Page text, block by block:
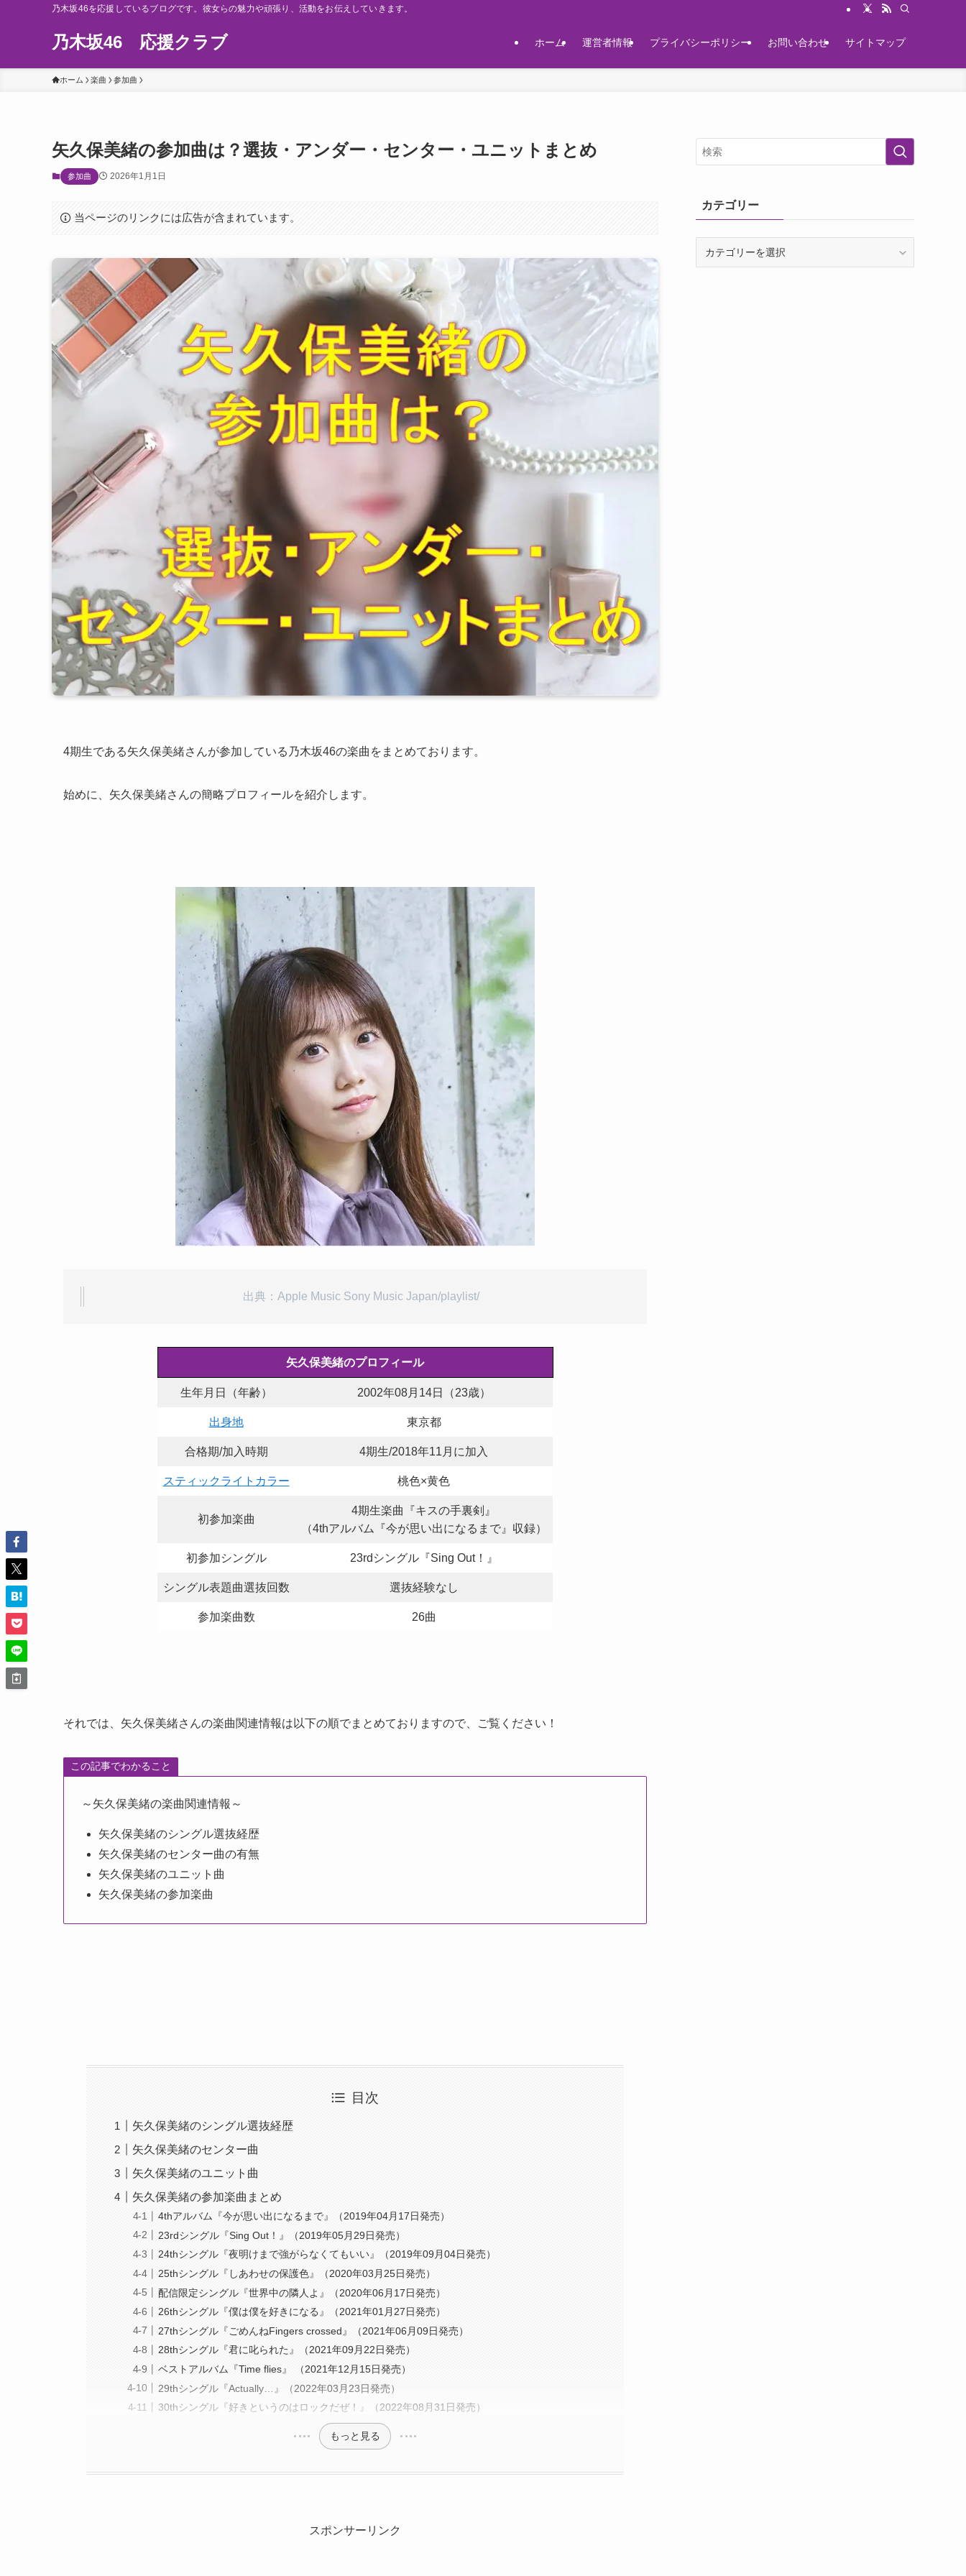
乃木坂46を応援しているブログです。彼女らの魅力や頑張り、活動をお伝えしていきます。
乃木坂46 応援クラブ ホーム 運営者情報 プライバシーポリシー お問い合わせ サイトマップ
ホーム 楽曲 参加曲
矢久保美緒の参加曲は？選抜・アンダー・センター・ユニットまとめ
参加曲 2026年1月1日
当ページのリンクには広告が含まれています。
4期生である矢久保美緒さんが参加している乃木坂46の楽曲をまとめております。
始めに、矢久保美緒さんの簡略プロフィールを紹介します。
出典：Apple Music Sony Music Japan/playlist/
矢久保美緒のプロフィール
生年月日（年齢） 2002年08月14日（23歳）
出身地 東京都
合格期/加入時期 4期生/2018年11月に加入
スティックライトカラー 桃色×黄色
初参加楽曲
4期生楽曲『キスの手裏剣』
（4thアルバム『今が思い出になるまで』収録）
初参加シングル 23rdシングル『Sing Out！』
シングル表題曲選抜回数 選抜経験なし
参加楽曲数 26曲
それでは、矢久保美緒さんの楽曲関連情報は以下の順でまとめておりますので、ご覧ください！
この記事でわかること
～矢久保美緒の楽曲関連情報～
矢久保美緒のシングル選抜経歴
矢久保美緒のセンター曲の有無
矢久保美緒のユニット曲
矢久保美緒の参加楽曲
目次
矢久保美緒のシングル選抜経歴
矢久保美緒のセンター曲
矢久保美緒のユニット曲
矢久保美緒の参加楽曲まとめ
4thアルバム『今が思い出になるまで』（2019年04月17日発売）
23rdシングル『Sing Out！』（2019年05月29日発売）
24thシングル『夜明けまで強がらなくてもいい』（2019年09月04日発売）
25thシングル『しあわせの保護色』（2020年03月25日発売）
配信限定シングル『世界中の隣人よ』（2020年06月17日発売）
26thシングル『僕は僕を好きになる』（2021年01月27日発売）
27thシングル『ごめんねFingers crossed』（2021年06月09日発売）
28thシングル『君に叱られた』（2021年09月22日発売）
ベストアルバム『Time flies』 （2021年12月15日発売）
29thシングル『Actually…』（2022年03月23日発売）
30thシングル『好きというのはロックだぜ！』（2022年08月31日発売）
もっと見る
スポンサーリンク
カテゴリー